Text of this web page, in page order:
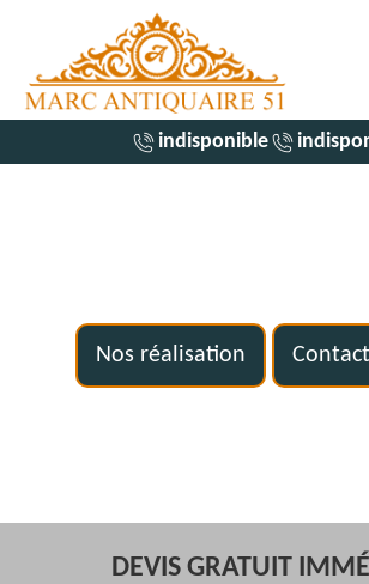
indisponible
Nos réalisation
DEVIS GRATUIT